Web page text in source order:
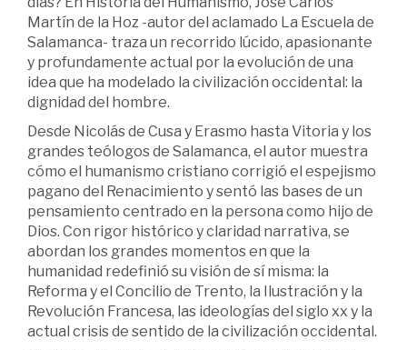
Martín de la Hoz -autor del aclamado La Escuela de
Salamanca- traza un recorrido lúcido, apasionante
y profundamente actual por la evolución de una
idea que ha modelado la civilización occidental: la
dignidad del hombre.
Desde Nicolás de Cusa y Erasmo hasta Vitoria y los
grandes teólogos de Salamanca, el autor muestra
cómo el humanismo cristiano corrigió el espejismo
pagano del Renacimiento y sentó las bases de un
pensamiento centrado en la persona como hijo de
Dios. Con rigor histórico y claridad narrativa, se
abordan los grandes momentos en que la
humanidad redefinió su visión de sí misma: la
Reforma y el Concilio de Trento, la Ilustración y la
Revolución Francesa, las ideologías del siglo xx y la
actual crisis de sentido de la civilización occidental.